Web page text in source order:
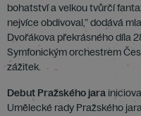
bohatství a velkou tvůrčí
nejvíce obdivoval,” dodává
Dvořákova překrásného díla
Symfonickým orchestrem
zážitek.
Debut Pražského jara
Umělecké rady Pražského